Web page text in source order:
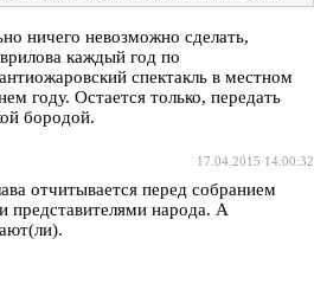
ничего невозможно сделать,
каждый год по
спектакль в местном
году. Остается только, передать
бородой.
17.04.2015 14:00:32
отчитывается перед собранием
представителями народа. А